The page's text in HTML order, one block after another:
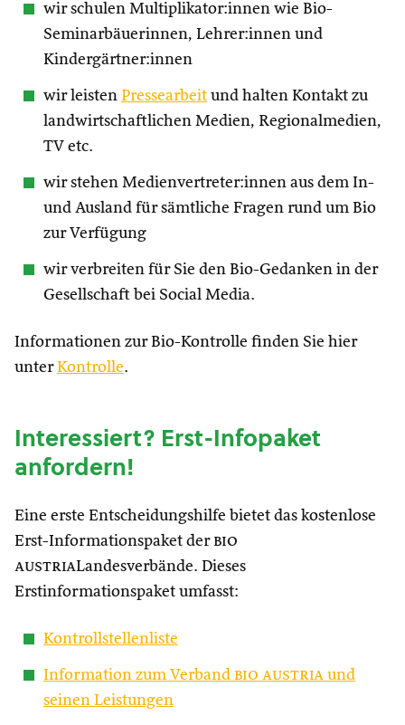
wir schulen Multiplikator:innen wie Bio-
Seminarbäuerinnen, Lehrer:innen und
Kindergärtner:innen
wir leisten Pressearbeit und halten Kontakt zu
landwirtschaftlichen Medien, Regionalmedien,
TV etc.
wir stehen Medienvertreter:innen aus dem In-
und Ausland für sämtliche Fragen rund um Bio
zur Verfügung
wir verbreiten für Sie den Bio-Gedanken in der
Gesellschaft bei Social Media.
Informationen zur Bio-Kontrolle finden Sie hier
unterKontrolle.
Interessiert? Erst-Infopaket
anfordern!
Eine erste Entscheidungshilfe bietet das kostenlose
Erst-Informationspaket der bio
austriaLandesverbände. Dieses
Erstinformationspaket umfasst:
Kontrollstellenliste
Information zum Verband bio austria und
seinen Leistungen